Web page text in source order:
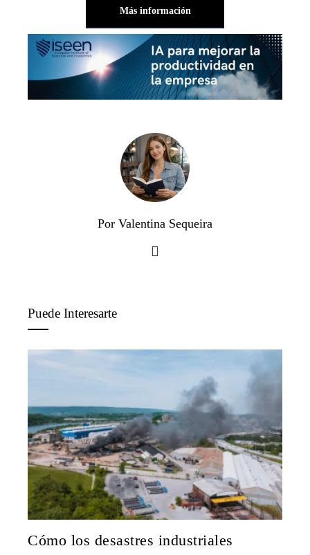
Más información
Por Valentina Sequeira
Puede Interesarte
Cómo los desastres industriales